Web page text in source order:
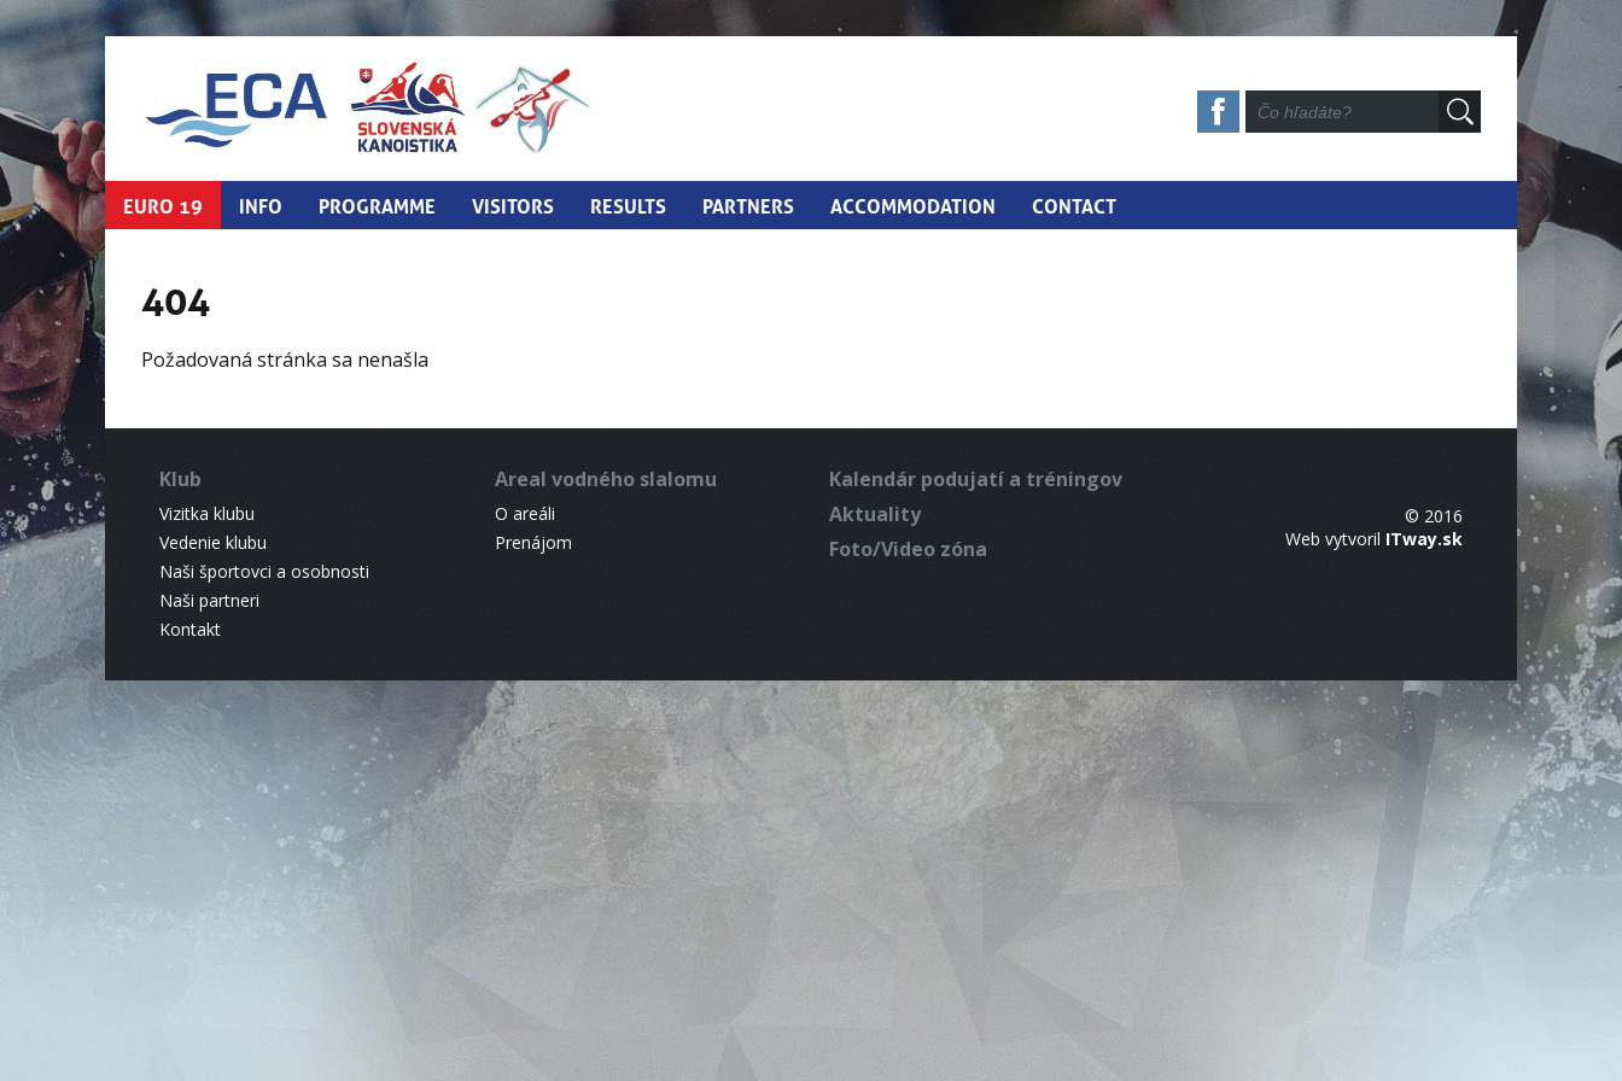
EURO 19 INFO PROGRAMME VISITORS RESULTS PARTNERS ACCOMMODATION CONTACT
404
Požadovaná stránka sa nenašla
Klub
Vizitka klubu
Vedenie klubu
Naši športovci a osobnosti
Naši partneri
Kontakt
Areal vodného slalomu
O areáli
Prenájom
Kalendár podujatí a tréningov
Aktuality
Foto/Video zóna
© 2016
Web vytvoril ITway.sk